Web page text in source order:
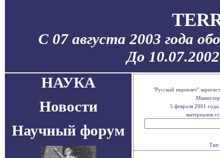
С 07 августа 2003 года
До
НАУКА
Новости
Научный форум
"Русский переплет"
5 февраля 2001
материалов
Тип